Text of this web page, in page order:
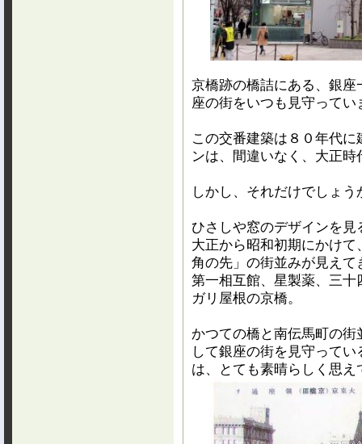
京橋跡の橋詰にある、銀
座の街をいつも見守ってい
この交番建築は８０年代
ンは、間違いなく、大正
しかし、それだけでしょう
ひさしや窓のデザインを
大正から昭和初期にかけ
角の先」の街並みが見え
第一相互館、星製薬、三
ガリ屋根の京橋。
かつての橋と南伝馬町の
して銀座の街を見守って
は、とても素晴らしく思え